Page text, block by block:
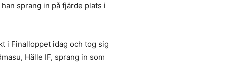
sprang in på fjärde plats i
i Finalloppet idag och tog sig
Hälle IF, sprang in som